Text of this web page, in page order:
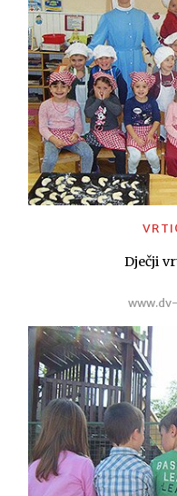
Dječji